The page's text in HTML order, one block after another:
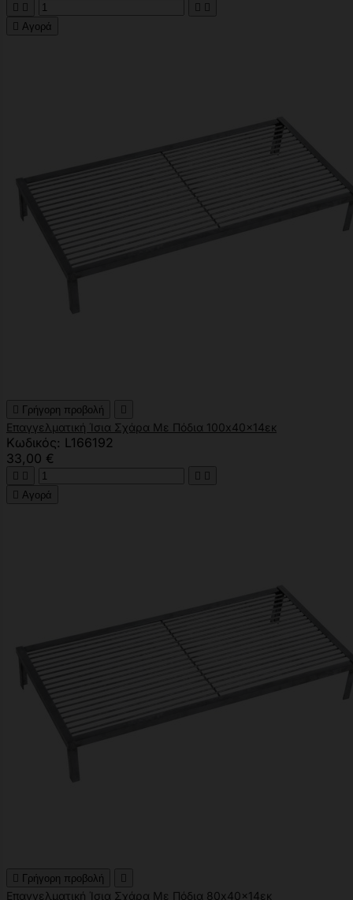
   
 Αγορά
 Γρήγορη προβολή 
Επαγγελματική Ίσια Σχάρα Με Πόδια 100x40x14εκ
Κωδικός: L166192
33,00 €
   
 Αγορά
 Γρήγορη προβολή 
Επαγγελματική Ίσια Σχάρα Με Πόδια 80x40x14εκ